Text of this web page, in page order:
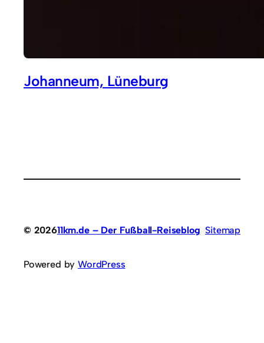
Johanneum, Lüneburg
© 202611km.de – Der Fußball-Reiseblog Sitemap
Powered byWordPress